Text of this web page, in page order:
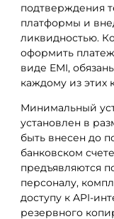
подтверждения
платформы и
ликвидностью.
оформить
виде EMI,
каждому из этих
Минимальный
установлен в
быть внесен до
банковском
предъявляются
персоналу,
доступу к API-
резервного